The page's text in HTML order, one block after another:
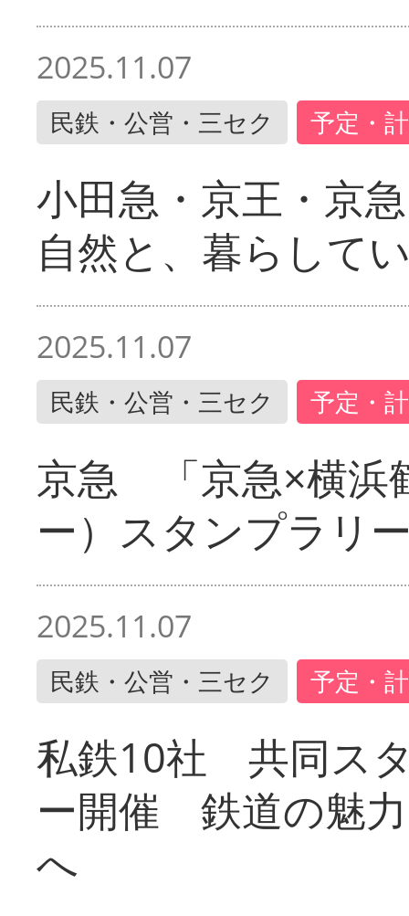
2025.11.07
民鉄・公営・三セク 予定・
小田急・京王・京
自然と、暮らして
2025.11.07
民鉄・公営・三セク 予定・
京急 「京急×横浜
ー）スタンプラリ
2025.11.07
民鉄・公営・三セク 予定・
私鉄10社 共同ス
ー開催 鉄道の魅
へ